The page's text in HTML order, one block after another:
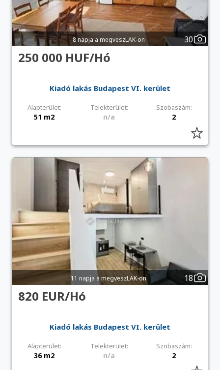
8 napja a megveszLAK-on 30
250 000 HUF/Hó
Kiadó lakás Budapest VI. kerület
Alapterület: Telekterület: Szobaszám:
51 m2 n/a 2
11 napja a megveszLAK-on 18
820 EUR/Hó
Kiadó lakás Budapest VI. kerület
Alapterület: Telekterület: Szobaszám:
36 m2 n/a 2